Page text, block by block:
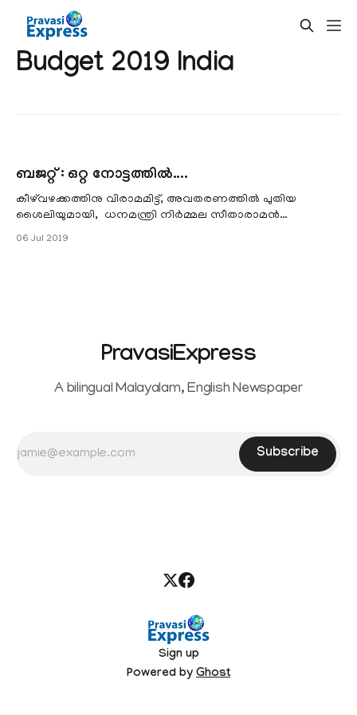
Budget 2019 India
ബജറ്റ് : ഒറ്റ നോട്ടത്തില്‍....
കീഴ്‌വഴക്കത്തിനു വിരാമമിട്ട്, അവതരണത്തില്‍ പുതിയ
ശൈലിയുമായി, ധനമന്ത്രി നിർമ്മല സീതാരാമൻ
ഇക്കൊല്ലത്തെ ബജറ്റ് ലോകസഭയില്‍ അവതരിപ്പിച്ചു. ബ്രീഫ്
06 Jul 2019
PravasiExpress
A bilingual Malayalam, English Newspaper
Subscribe
Sign up
Powered by Ghost